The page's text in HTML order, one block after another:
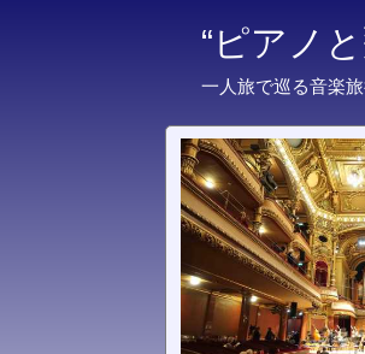
“ピアノ
一人旅で巡る音楽